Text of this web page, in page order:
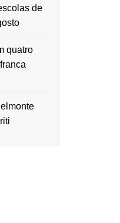
de
quatro